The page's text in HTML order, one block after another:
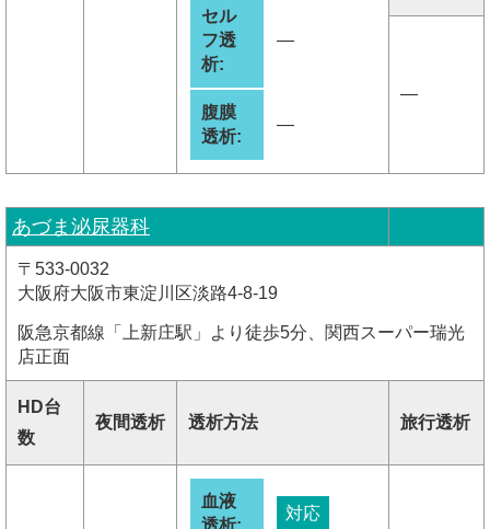
セル
フ透
析:
―
腹膜
透析:
―
―
あづま泌尿器科
〒533-0032
大阪府大阪市東淀川区淡路4-8-19
阪急京都線「上新庄駅」より徒歩5分、関西スーパー瑞光
店正面
HD台
数
夜間透析 透析方法 旅行透析
血液
対応